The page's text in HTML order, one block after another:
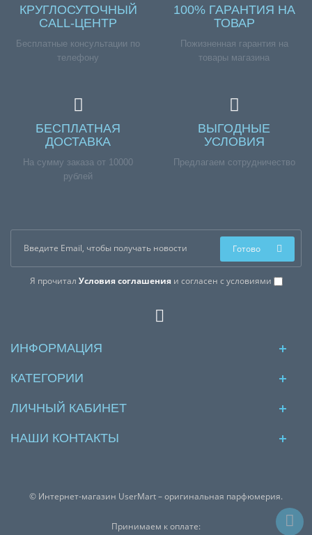
КРУГЛОСУТОЧНЫЙ
CALL-ЦЕНТР
Бесплатные консультации по
телефону
100% ГАРАНТИЯ НА
ТОВАР
Пожизненная гарантия на
товары магазина
БЕСПЛАТНАЯ
ДОСТАВКА
На сумму заказа от 10000
рублей
ВЫГОДНЫЕ
УСЛОВИЯ
Предлагаем сотрудничество
Я прочитал Условия соглашенияи согласен с условиями
Готово
ИНФОРМАЦИЯ
КАТЕГОРИИ
ЛИЧНЫЙ КАБИНЕТ
НАШИ КОНТАКТЫ
© Интернет-магазин UserMart – оригинальная парфюмерия.
Принимаем к оплате: